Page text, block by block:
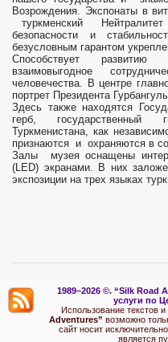
Возрождения. Экспонаты в
туркменский Нейтралитет
безопасности и
безусловным гарантом
Способствует
взаимовыгодное
человечества. В центре
портрет Президента
Здесь также находятся
герб, государственный
Туркменистана, как
признаются и охраняются в
Залы музея оснащены
(LED) экранами. В них
экспозиции на трех языках
1989–2026 ©. “Silk Road
услуги по
Использование текстов
Adventures” возможно
сайт носит
является